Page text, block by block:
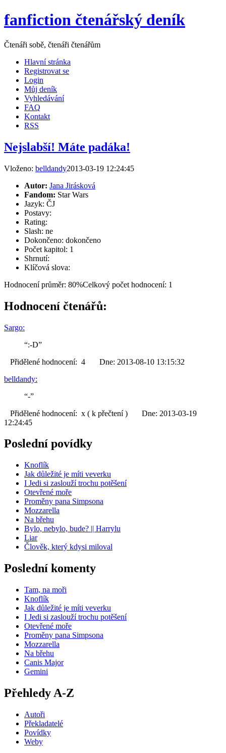
fanfiction čtenářský deník
Čtenáři sobě, čtenáři čtenářům
Hlavní stránka
Registrovat se
Login
Můj deník
Vyhledávání
FAQ
Kontakt
RSS
Nejslabší! Máte padáka!
Vloženo: belldandy2013-03-19 12:24:45
Autor: Jana Jirásková
Fandom: Star Wars
Jazyk: ČJ
Postavy:
Rating:
Slash: ne
Dokončeno: dokončeno
Počet kapitol: 1
Shrnutí:
Klíčová slova:
Hodnocení průměr: 80%Celkový počet hodnocení: 1
Hodnocení čtenářů:
Sargo:
“:-D”
Přidělené hodnocení: 4 Dne: 2013-08-10 13:15:32
belldandy:
“-”
Přidělené hodnocení: x ( k přečtení ) Dne: 2013-03-19
12:24:45
Poslední povídky
Knoflík
Jak důležité je míti veverku
I Jedi si zaslouží trochu potěšení
Otevřené moře
Proměny pana Simpsona
Mozzarella
Na břehu
Bylo, nebylo, bude? || Harrylu
Liar
Člověk, který kdysi miloval
Poslední komenty
Tam, na moři
Knoflík
Jak důležité je míti veverku
I Jedi si zaslouží trochu potěšení
Otevřené moře
Proměny pana Simpsona
Mozzarella
Na břehu
Canis Major
Gemini
Přehledy A-Z
Autoři
Překladatelé
Povídky
Weby